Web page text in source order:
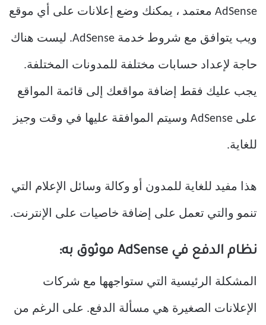
AdSense معتمد ، يمكنك وضع إعلانات على أي موقع
ويب يتوافق مع شروط خدمة AdSense. ليست هناك
حاجة لإعداد حسابات مختلفة للمدونات المختلفة.
يجب عليك فقط إضافة مواقعك إلى قائمة المواقع
على AdSense وسيتم الموافقة عليها في وقت وجيز
للغاية.
هذا مفيد للغاية للمدون أو وكالة وسائل الإعلام التي
تنمو والتي تعمل على إضافة خاصيات على الإنترنت.
نظام الدفع في AdSense موثوق به:
المشكلة الرئيسية التي ستواجهها مع شركات
الإعلانات الصغيرة هي مسألة الدفع. على الرغم من